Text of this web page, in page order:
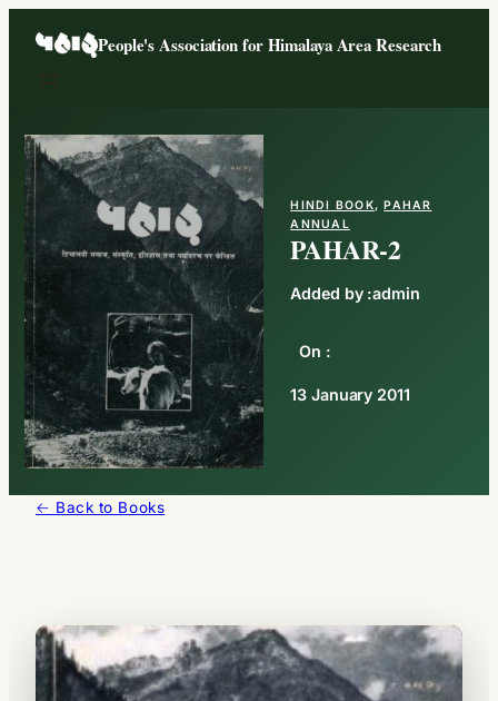
People's Association for Himalaya Area Research
HINDI BOOK, PAHAR
ANNUAL
PAHAR-2
Added by :admin
On :
13 January 2011
← Back to Books